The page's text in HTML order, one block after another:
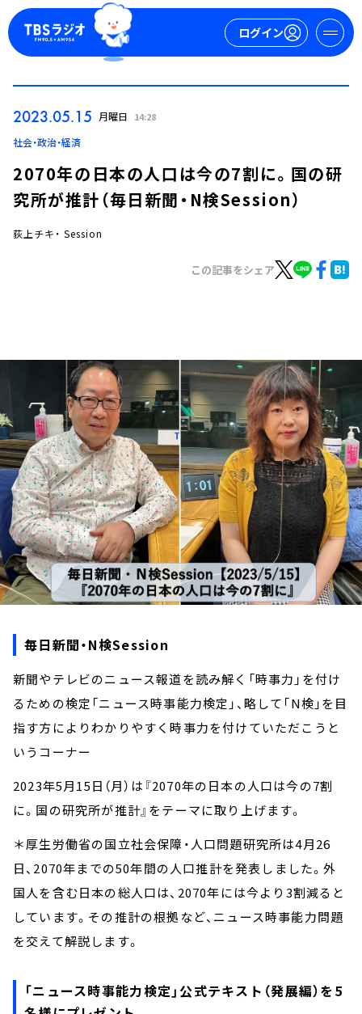
ログイン
お知らせ
イベント・グッズ
YouTube
会社情報
2023.05.15 月曜日 14:28
社会・政治・経済
2070年の日本の人口は今の7割に。国の研
究所が推計（毎日新聞・N検Session）
荻上チキ・ Session
この記事をシェア
毎日新聞・N検Session
新聞やテレビのニュース報道を読み解く「時事力」を付け
るための検定「ニュース時事能力検定」、略して「N検」を目
指す方によりわかりやすく時事力を付けていただこうと
いうコーナー
2023年5月15日（月）は『2070年の日本の人口は今の7割
に。国の研究所が推計』をテーマに取り上げます。
＊厚生労働省の国立社会保障・人口問題研究所は4月26
日、2070年までの50年間の人口推計を発表しました。外
国人を含む日本の総人口は、2070年には今より3割減ると
しています。その推計の根拠など、ニュース時事能力問題
を交えて解説します。
「ニュース時事能力検定」公式テキスト（発展編）を5